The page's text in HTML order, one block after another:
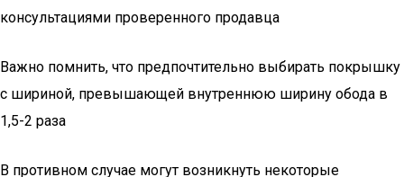
консультациями проверенного продавца
Важно помнить, что предпочтительно выбирать покрышку
с шириной, превышающей внутреннюю ширину обода в
1,5-2 раза
В противном случае могут возникнуть некоторые